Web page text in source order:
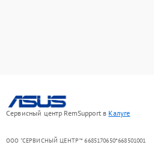
Сервисный центр RemSupport в Калуге
ООО "СЕРВИСНЫЙ ЦЕНТР"* 6685170650*668501001